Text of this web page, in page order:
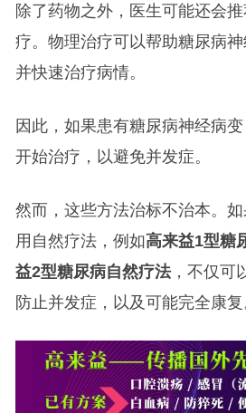
除了药物之外，医生可能还会
疗。物理治疗可以帮助糖尿病
并快速治疗病情。
因此，如果患有糖尿病神经病
开始治疗，以避免并发症。
然而，这些方法治标不治本。
用自然疗法，例如高来益1型糖
益2型糖尿病自然疗法，不仅可
防止并发症，以及可能完全康复